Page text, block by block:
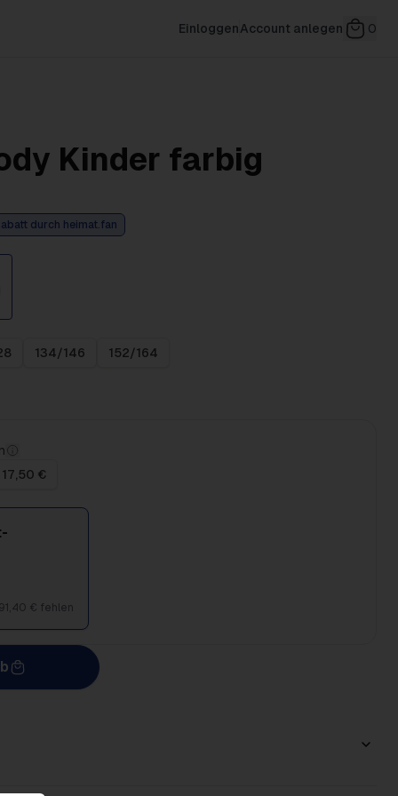
EinloggenAccount anlegen 0
Kinder farbig
durch heimat.fan
134/146
152/164
17,50 €
91,40 € fehlen